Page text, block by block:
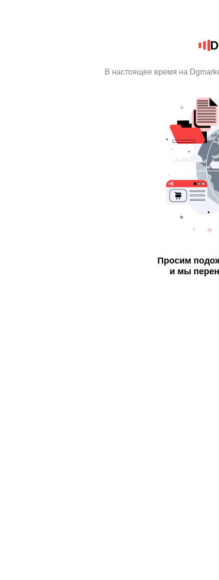
В настоящее время на
Просим
и мы